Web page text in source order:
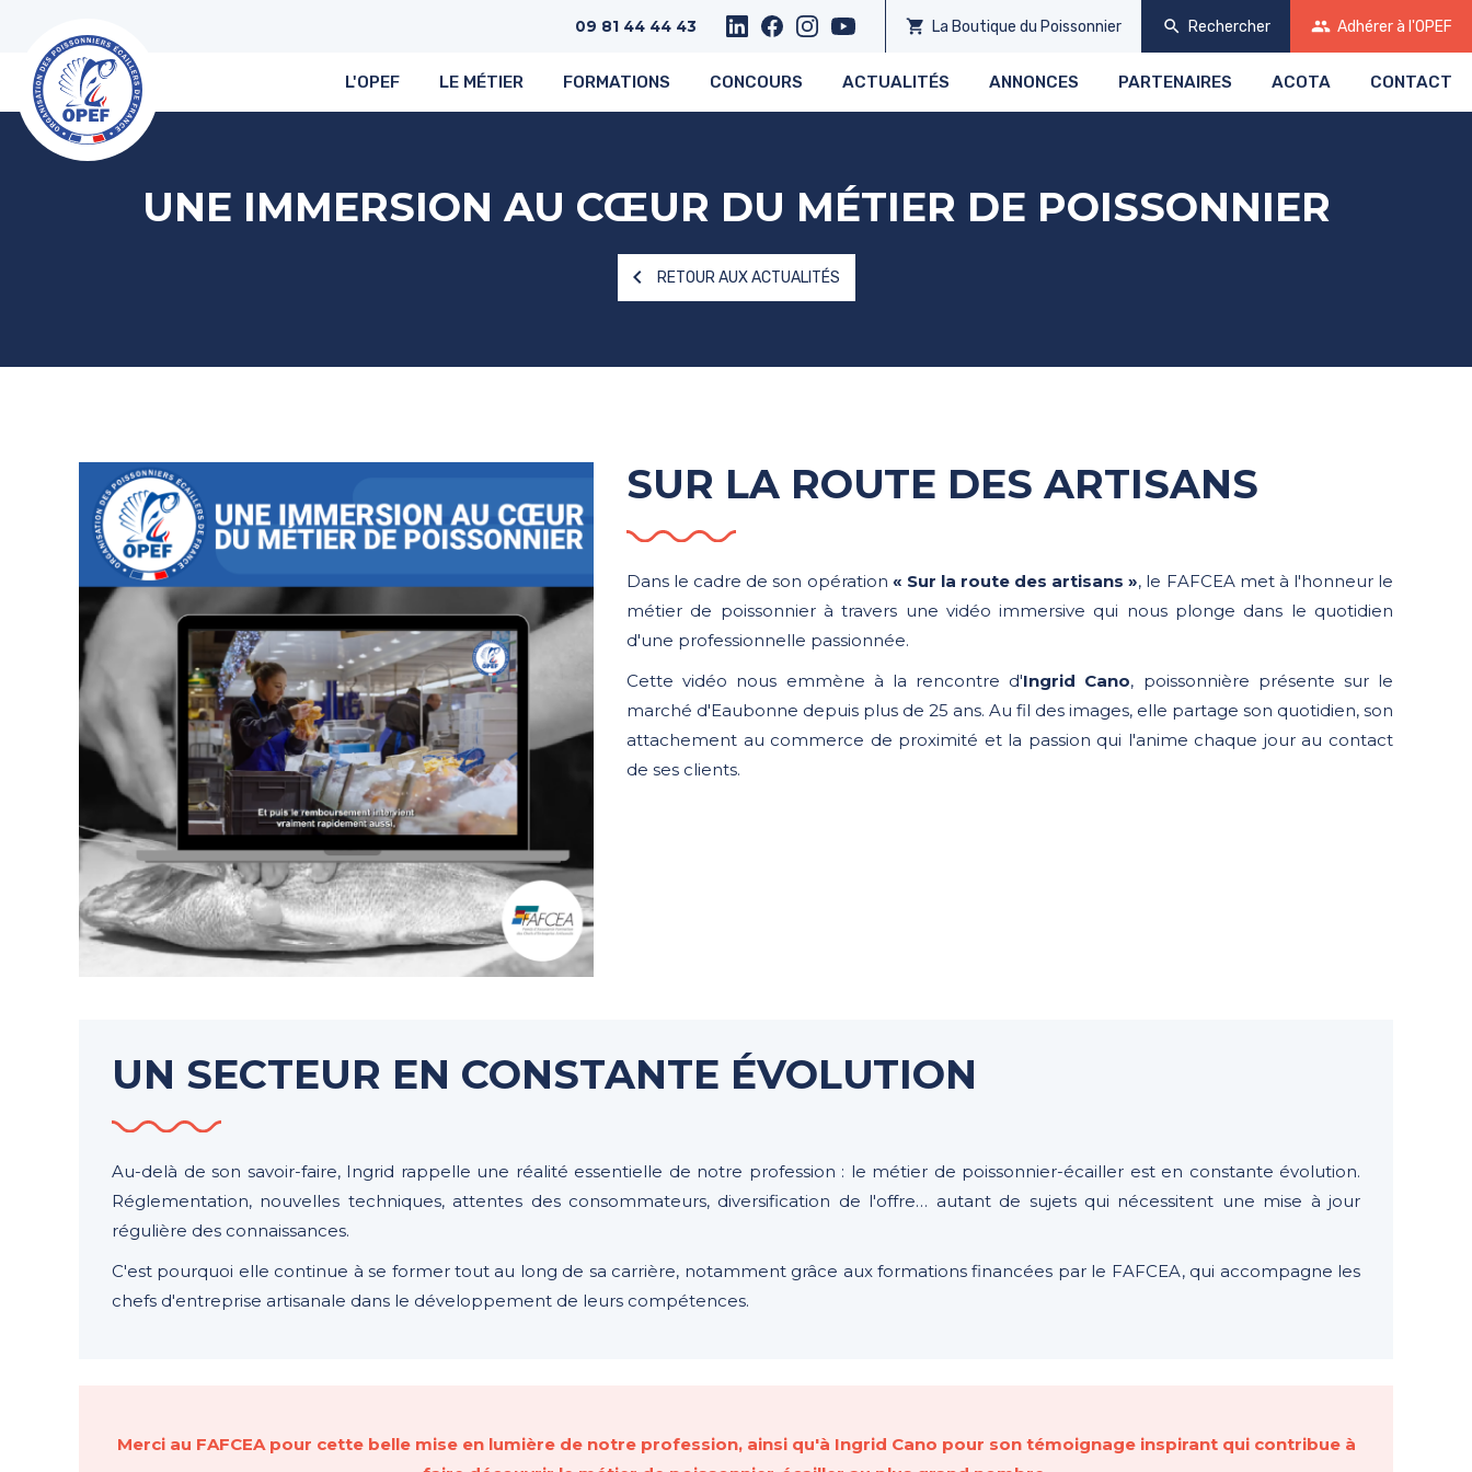
09 81 44 44 43 shopping_cart La Boutique du Poissonnier search Rechercher group Adhérerà l'OPEF
L'OPEF LE MÉTIER FORMATIONS CONCOURS ACTUALITÉS ANNONCES PARTENAIRES ACOTA CONTACT
UNE IMMERSION AU CŒUR DU MÉTIER DE POISSONNIER
navigate_before RETOUR AUX ACTUALITÉS
SUR LA ROUTE DES ARTISANS
Dans le cadre de son opération « Sur la route des artisans », le FAFCEA met à l'honneur le
métier de poissonnier à travers une vidéo immersive qui nous plonge dans le quotidien
d'une professionnelle passionnée.
Cette vidéo nous emmène à la rencontre d'Ingrid Cano, poissonnière présente sur le
marché d'Eaubonne depuis plus de 25 ans. Au fil des images, elle partage son quotidien, son
attachement au commerce de proximité et la passion qui l'anime chaque jour au contact
de ses clients.
UN SECTEUR EN CONSTANTE ÉVOLUTION
Au-delà de son savoir-faire, Ingrid rappelle une réalité essentielle de notre profession : le métier de poissonnier-écailler est en constante évolution.
Réglementation, nouvelles techniques, attentes des consommateurs, diversification de l'offre… autant de sujets qui nécessitent une mise à jour
régulière des connaissances.
C'est pourquoi elle continue à se former tout au long de sa carrière, notamment grâce aux formations financées par le FAFCEA, qui accompagne les
chefs d'entreprise artisanale dans le développement de leurs compétences.
Merci au FAFCEA pour cette belle mise en lumière de notre profession, ainsi qu'à Ingrid Cano pour son témoignage inspirant qui contribue à